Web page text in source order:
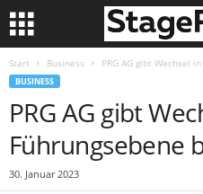
Start Business PRG AG gibt Wechsel
BUSINESS
PRG AG gibt
Führungsebene
30. Januar 2023